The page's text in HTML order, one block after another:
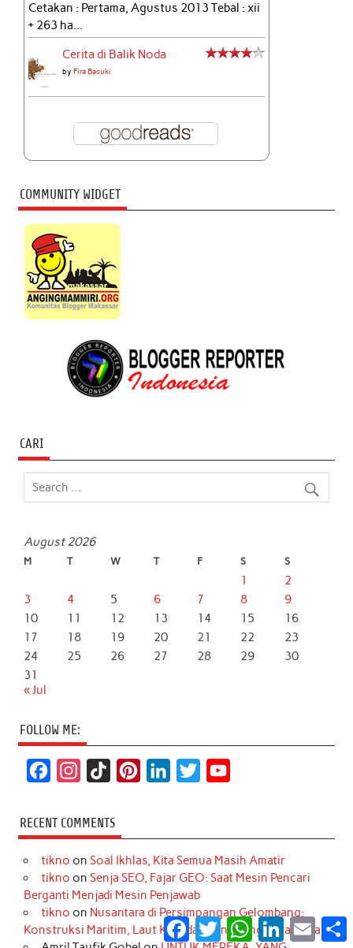
Cetakan : Pertama, Agustus 2013 Tebal : xii
+ 263 ha...
Cerita di Balik Noda
byFira Basuki
COMMUNITY WIDGET
CARI
August 2026
M T W T F S S
1
2
3
4 5 6 7 8
9
10
11 12 13 14 15
16
17
18 19 20 21 22
23
24
25 26 27 28 29
30
31
« Jul
FOLLOW ME:
c
e
b
o
k
s
t
a
r
a
k
T
o
k
t
e
r
e
s
k
e
d
I
n
t
t
r
T
u
e
RECENT COMMENTS
tikno on Soal Ikhlas, Kita Semua Masih Amatir
tikno on Senja SEO, Fajar GEO: Saat Mesin Pencari
Berganti Menjadi Mesin Penjawab
tikno on Nusantara di Persimpangan Gelombang:
Konstruksi Maritim, Laut Kita, dan Tanggung Jawab Kita
Facebook
Twitter WhatsApp
LinkedInEmail